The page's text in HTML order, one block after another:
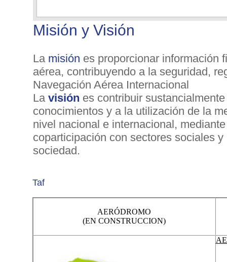
Misión y Visión
La misión es proporcionar información
aérea, contribuyendo a la seguridad,
Navegación Aérea Internacional
La visión es contribuir
conocimientos y a la utilización de la
nivel nacional e internacional,
coparticipación con sectores sociales
sociedad.
Taf
AERÓDROMO
(EN CONSTRUCCION)